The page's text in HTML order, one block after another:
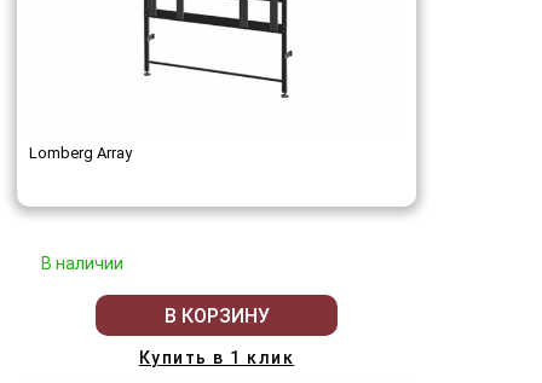
Lomberg Array
В наличии
В КОРЗИНУ
Купить в 1 клик